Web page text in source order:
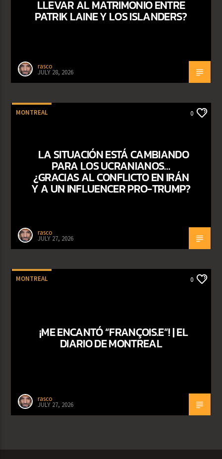
LLEVAR AL MATRIMONIO ENTRE
PATRIK LAINE Y LOS ISLANDERS?
rasco
JULY 28, 2026
MONTREAL 0
LA SITUACIÓN ESTÁ CAMBIANDO
PARA LOS UCRANIANOS…
¿GRACIAS AL CONFLICTO EN IRÁN
Y A UN INFLUENCER PRO-TRUMP?
rasco
JULY 27, 2026
MONTREAL 0
¡ME ENCANTÓ “FRANÇOIS.E”! | EL
DIARIO DE MONTREAL
rasco
JULY 27, 2026